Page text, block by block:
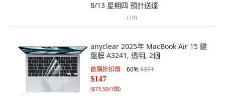
8/13 星期四 預計送達
(19)
anyclear 2025年 MacBook Air 15 鍵
盤膜 A3241, 透明, 2個
首購折扣價 60%$371
$147
($73.50/1個)